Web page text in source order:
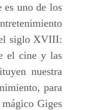
es uno de los
siglo XVIII:
el cine y las
nuestra
para
Giges